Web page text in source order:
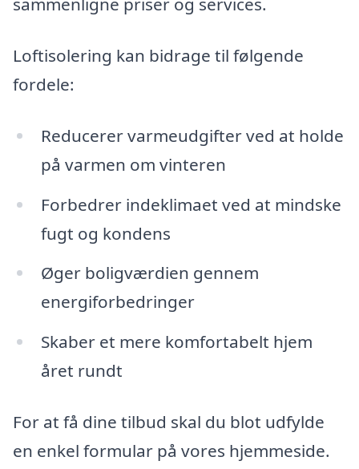
Loftisolering kan bidrage til følgende
fordele:
Reducerer varmeudgifter ved at holde
på varmen om vinteren
Forbedrer indeklimaet ved at mindske
fugt og kondens
Øger boligværdien gennem
energiforbedringer
Skaber et mere komfortabelt hjem
året rundt
For at få dine tilbud skal du blot udfylde
en enkel formular på vores hjemmeside.